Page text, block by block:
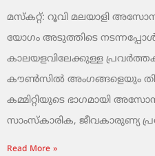
മസ്കറ്റ്: റൂവി മലയാളി
യോഗം അടുത്തിടെ നടന്നപ്പോൾ
കാലയളവിലേക്കുള്ള
കൗൺസിൽ അംഗങ്ങളെയും
കമ്മിറ്റിയുടെ ഭാഗമായി
സാംസ്‌കാരിക, ജീവകാരുണ്യ
Read More »